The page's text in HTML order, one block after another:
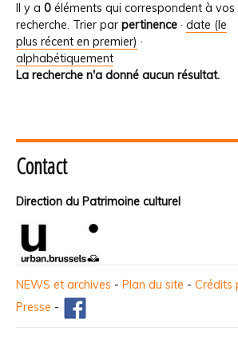
Il y a 0 éléments qui correspondent à vos
recherche. Trier par pertinence · date (le
plus récent en premier) ·
alphabétiquement
La recherche n'a donné aucun résultat.
Contact
Direction du Patrimoine culturel
NEWS et archives - Plan du site - Crédits
Presse -